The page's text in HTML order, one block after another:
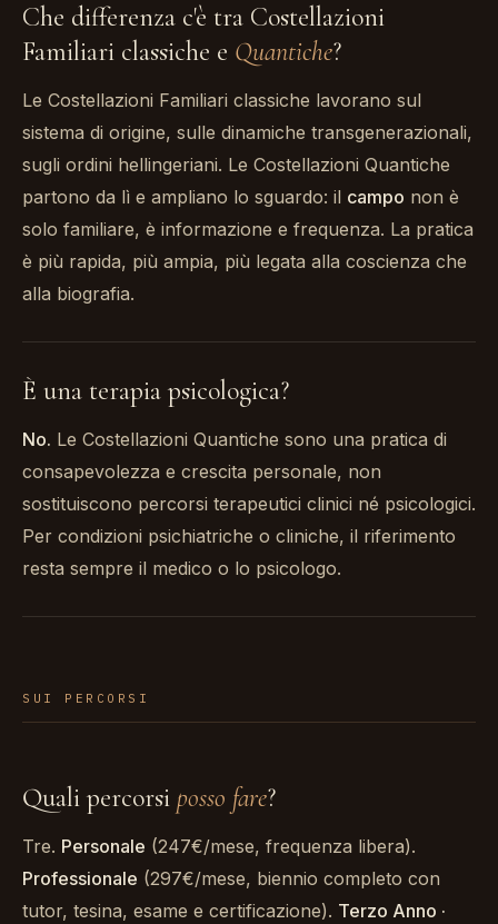
Che differenza c'è tra Costellazioni
Familiari classiche e Quantiche?
Le Costellazioni Familiari classiche lavorano sul
sistema di origine, sulle dinamiche transgenerazionali,
sugli ordini hellingeriani. Le Costellazioni Quantiche
partono da lì e ampliano lo sguardo: il campo non è
solo familiare, è informazione e frequenza. La pratica
è più rapida, più ampia, più legata alla coscienza che
alla biografia.
È una terapia psicologica?
No. Le Costellazioni Quantiche sono una pratica di
consapevolezza e crescita personale, non
sostituiscono percorsi terapeutici clinici né psicologici.
Per condizioni psichiatriche o cliniche, il riferimento
resta sempre il medico o lo psicologo.
SUI PERCORSI
Quali percorsi posso fare?
Tre. Personale (247€/mese, frequenza libera).
Professionale (297€/mese, biennio completo con
tutor, tesina, esame e certificazione). Terzo Anno ·